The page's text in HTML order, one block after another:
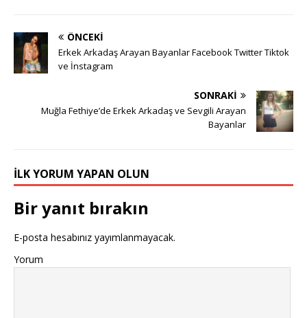
ÖNCEKI
Erkek Arkadaş Arayan Bayanlar Facebook Twitter Tiktok
ve İnstagram
SONRAKI
Muğla Fethiye’de Erkek Arkadaş ve Sevgili Arayan
Bayanlar
İLK YORUM YAPAN OLUN
Bir yanıt bırakın
E-posta hesabınız yayımlanmayacak.
Yorum